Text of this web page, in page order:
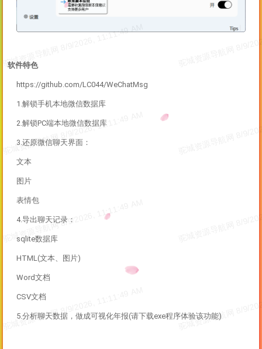
软件特色
https://github.com/LC044/WeChatMsg
1.解锁手机本地微信数据库
2.解锁PC端本地微信数据库
3.还原微信聊天界面：
文本
图片
表情包
4.导出聊天记录：
sqlite数据库
HTML(文本、图片)
Word文档
CSV文档
5.分析聊天数据，做成可视化年报(请下载exe程序体验该功能)